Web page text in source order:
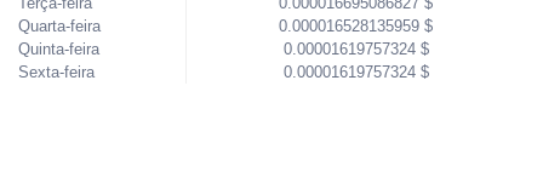
Quarta-feira
Quinta-feira
Sexta-feira
0.000016528135959 $
0.00001619757324 $
0.00001619757324 $